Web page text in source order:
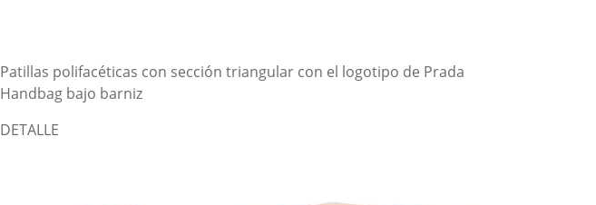
Patillas polifacéticas con sección triangular con el logotipo de Prada
Handbag bajo barniz
DETALLE